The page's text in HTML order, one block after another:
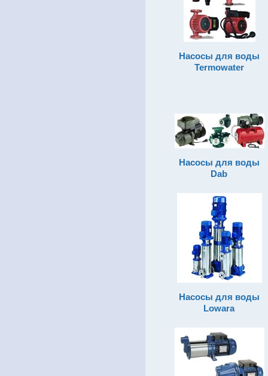
Насосы для воды
Termowater
Насосы для воды
Dab
Насосы для воды
Lowara